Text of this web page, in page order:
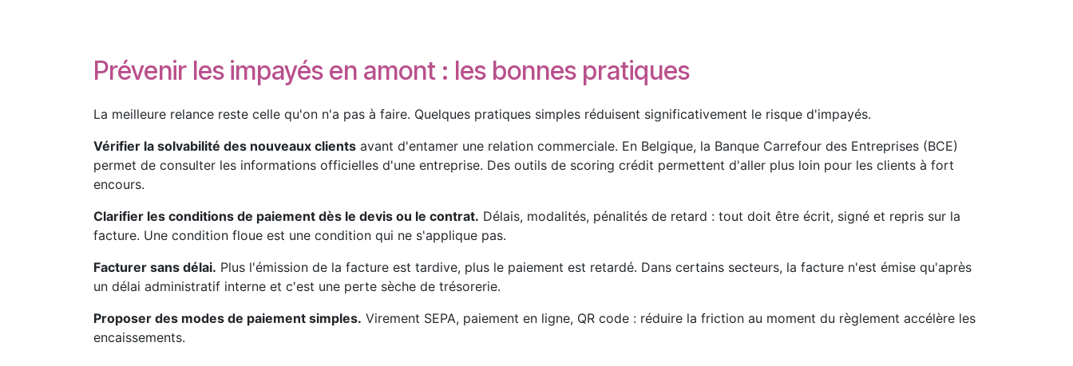
Prévenir les impayés en amont : les bonnes pratiques
La meilleure relance reste celle qu'on n'a pas à faire. Quelques pratiques simples réduisent significativement le risque d'impayés.
Vérifier la solvabilité des nouveaux clients avant d'entamer une relation commerciale. En Belgique, la Banque Carrefour des Entreprises (BCE)
permet de consulter les informations officielles d'une entreprise. Des outils de scoring crédit permettent d'aller plus loin pour les clients à fort
encours.
Clarifier les conditions de paiement dès le devis ou le contrat. Délais, modalités, pénalités de retard : tout doit être écrit, signé et repris sur la
facture. Une condition floue est une condition qui ne s'applique pas.
Facturer sans délai. Plus l'émission de la facture est tardive, plus le paiement est retardé. Dans certains secteurs, la facture n'est émise qu'après
un délai administratif interne et c'est une perte sèche de trésorerie.
Proposer des modes de paiement simples. Virement SEPA, paiement en ligne, QR code : réduire la friction au moment du règlement accélère les
encaissements.